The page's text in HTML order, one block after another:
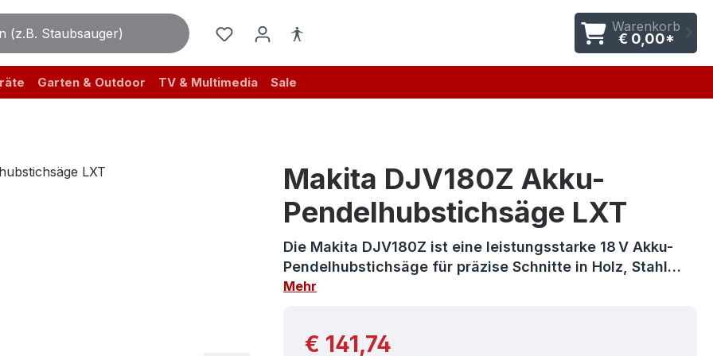
Warenkorb
€ 0,00*
Garten & Outdoor TV & Multimedia Sale
Makita DJV180Z Akku-
Pendelhubstichsäge LXT
Die Makita DJV180Z ist eine leistungsstarke 18 V Akku-
Pendelhubstichsäge für präzise Schnitte in Holz, Stahl…
Mehr
Regulärer Preis:
€ 141,74